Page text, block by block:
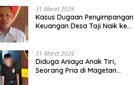
31 Maret 2026
Kasus Dugaan Penyimpangan
Keuangan Desa Taji Naik ke
31 Maret 2026
Diduga Aniaya Anak Tiri,
Seorang Pria di Magetan